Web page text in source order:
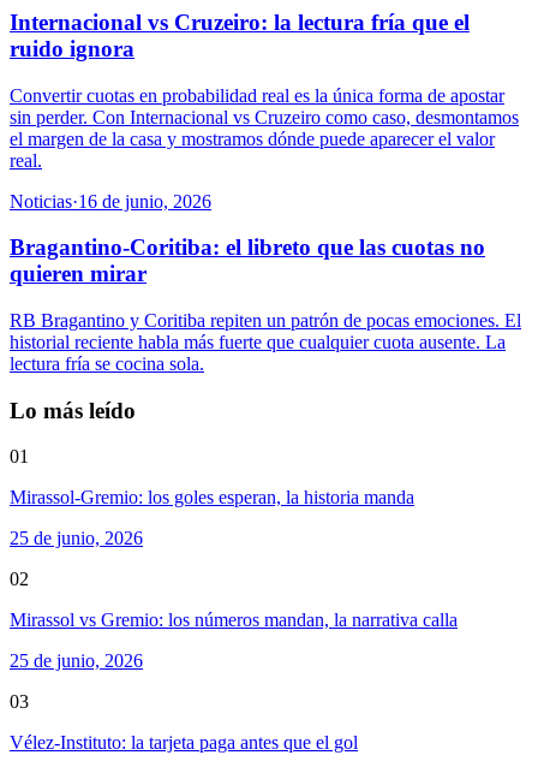
Internacional vs Cruzeiro: la lectura fría que el
ruido ignora
Convertir cuotas en probabilidad real es la única forma de apostar
sin perder. Con Internacional vs Cruzeiro como caso, desmontamos
el margen de la casa y mostramos dónde puede aparecer el valor
real.
Noticias·16 de junio, 2026
Bragantino-Coritiba: el libreto que las cuotas no
quieren mirar
RB Bragantino y Coritiba repiten un patrón de pocas emociones. El
historial reciente habla más fuerte que cualquier cuota ausente. La
lectura fría se cocina sola.
Lo más leído
01
Mirassol-Gremio: los goles esperan, la historia manda
25 de junio, 2026
02
Mirassol vs Gremio: los números mandan, la narrativa calla
25 de junio, 2026
03
Vélez-Instituto: la tarjeta paga antes que el gol